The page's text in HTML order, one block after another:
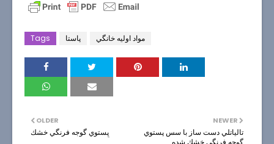
Tags پاستا مواد اوليه خانگي
NEWER
تالياتلي دست ساز با سس پستوي
گوجه فرنگي خشك شده
OLDER
پِستوي گوجه فرنگي خشك